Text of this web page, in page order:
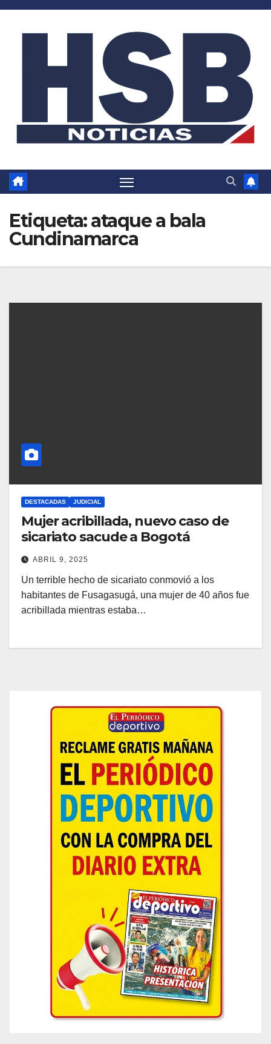
Saltar
Etiqueta:ataque a bala
Cundinamarca
DESTACADAS JUDICIAL
Mujer acribillada, nuevo caso de
sicariato sacude a Bogotá
ABRIL 9, 2025
Un terrible hecho de sicariato conmovió a los
habitantes de Fusagasugá, una mujer de 40 años fue
acribillada mientras estaba…